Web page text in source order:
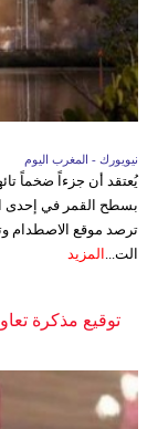
نيويورك - المغرب اليوم
بسطح القمر في إحدى
ترصد موقع الاصطدام
الت... المزيد
توقيع مذكرة